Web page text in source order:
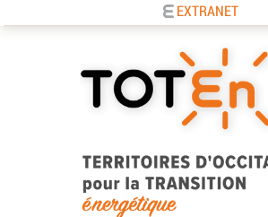
EXTRANET